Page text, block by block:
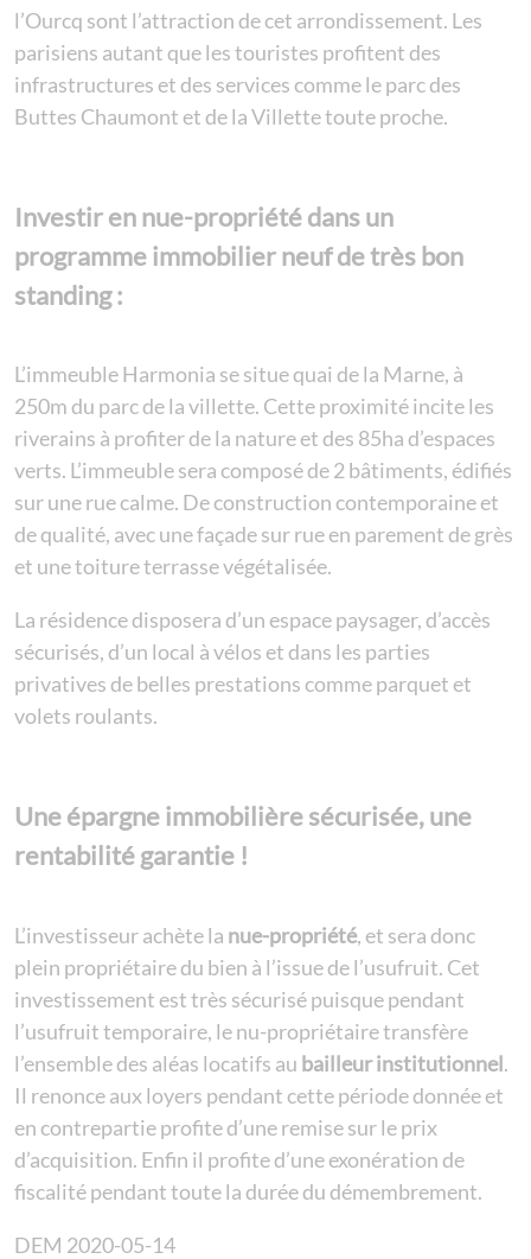
l’Ourcq sont l’attraction de cet arrondissement. Les
parisiens autant que les touristes profitent des
infrastructures et des services comme le parc des
Buttes Chaumont et de la Villette toute proche.
Investir en nue-propriétédans un
programme immobilier neuf de très bon
standing:
L’immeuble Harmonia se situe quai de la Marne, à
250m du parc de la villette. Cette proximité incite les
riverains à profiter de la nature et des 85ha d’espaces
verts. L’immeuble sera composé de 2 bâtiments, édifiés
sur une rue calme. De construction contemporaine et
de qualité, avec une façade sur rue en parement de grès
et une toiture terrasse végétalisée.
La résidence disposera d’un espace paysager, d’accès
sécurisés, d’un local à vélos et dans les parties
privatives de belles prestations comme parquet et
volets roulants.
Une épargne immobilière sécurisée, une
rentabilité garantie !
L’investisseur achète la nue-propriété, et sera donc
plein propriétaire du bien à l’issue de l’usufruit. Cet
investissement est très sécurisé puisque pendant
l’usufruit temporaire, le nu-propriétaire transfère
l’ensemble des aléas locatifs au bailleur institutionnel.
Il renonce aux loyers pendant cette période donnée et
en contrepartie profite d’une remise sur le prix
d’acquisition. Enfin il profite d’une exonération de
fiscalité pendant toute la durée du démembrement.
DEM 2020-05-14